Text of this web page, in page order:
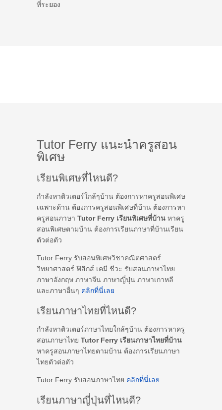
ที่ระยอง
Tutor Ferry แนะนำครูสอน
พิเศษ
เรียนพิเศษที่ไหนดี?
กำลังหาติวเตอร์ใกล้ๆบ้าน ต้องการหาครูสอนพิเศษ
เฉพาะด้าน ต้องการครูสอนพิเศษที่บ้าน ต้องการหา
ครูสอนภาษา Tutor Ferry เรียนพิเศษที่บ้าน หาครู
สอนพิเศษตามบ้าน ต้องการเรียนภาษาที่บ้านเรียน
ตัวต่อตัว
Tutor Ferry รับสอนพิเศษวิชาคณิตศาสตร์
วิทยาศาสตร์ ฟิสิกส์ เคมี ชีวะ รับสอนภาษาไทย
ภาษาอังกฤษ ภาษาจีน ภาษาญี่ปุ่น ภาษาเกาหลี
และภาษาอื่นๆ คลิกที่นี่เลย
เรียนภาษาไทยที่ไหนดี?
กำลังหาติวเตอร์ภาษาไทยใกล้ๆบ้าน ต้องการหาครู
สอนภาษาไทย Tutor Ferry เรียนภาษาไทยที่บ้าน
หาครูสอนภาษาไทยตามบ้าน ต้องการเรียนภาษา
ไทยตัวต่อตัว
Tutor Ferry รับสอนภาษาไทย คลิกที่นี่เลย
เรียนภาษาญี่ปุ่นที่ไหนดี?